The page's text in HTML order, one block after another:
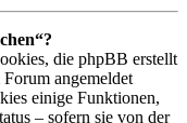
die phpBB erstellt
angemeldet
einige Funktionen,
– sofern sie von der